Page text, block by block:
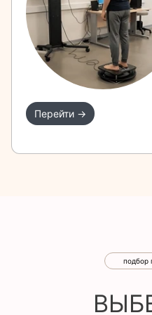
Перейти →
подбор